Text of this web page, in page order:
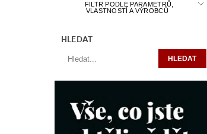
FILTR PODLE PARAMETRŮ,
VLASTNOSTÍ A VÝROBCŮ
HLEDAT